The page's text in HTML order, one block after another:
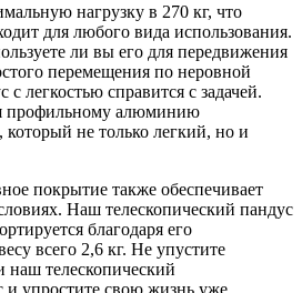
нагрузку в 270 кг, что
для любого вида использования.
ли вы его для передвижения
перемещения по неровной
легкостью справится с задачей.
профильному алюминию
не только легкий, но и
покрытие также обеспечивает
Наш телескопический пандус
благодаря его
всего 2,6 кг. Не упустите
наш телескопический
упростите свою жизнь уже